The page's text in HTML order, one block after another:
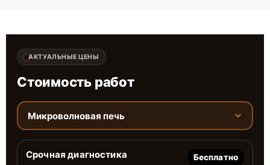
АКТУАЛЬНЫЕ ЦЕНЫ
Стоимость работ
Микроволновая печь
Срочная диагностика Бесплатно